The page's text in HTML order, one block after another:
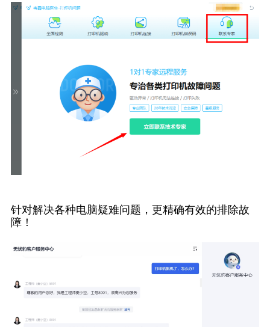
针对解决各种电脑疑难问题，更精确有效的排除故
障！